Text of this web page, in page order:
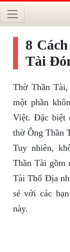
8
Tài
Thờ Thần
một phần
Việt. Đặc biệt
thờ Ông Thần
Tuy nhiên,
Thần Tài gồm
Tài Thổ Địa
sẻ với các
này.